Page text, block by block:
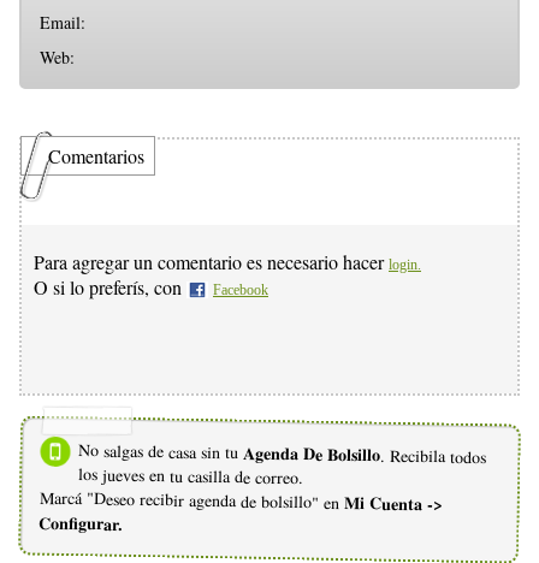
Email:
Web:
Comentarios
Para agregar un comentario es necesario hacer login.
O si lo preferís, con Facebook
No salgas de casa sin tu Agenda De Bolsillo. Recibila todos
los jueves en tu casilla de correo.
Marcá "Deseo recibir agenda de bolsillo" en Mi Cuenta ->
Configurar.